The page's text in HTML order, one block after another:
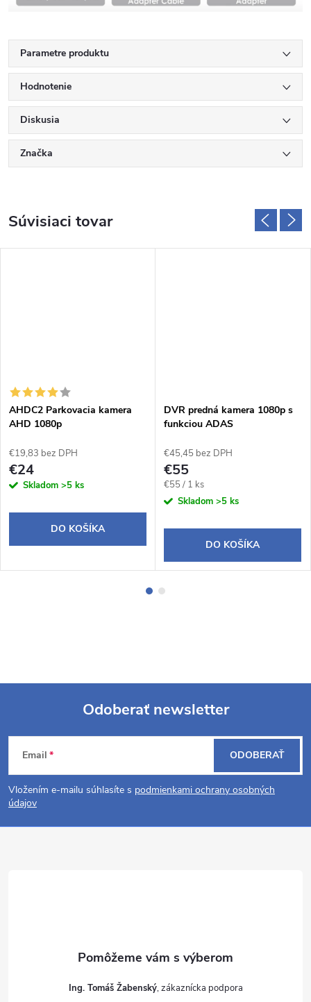
Parametre produktu
Hodnotenie
Diskusia
Značka
Súvisiaci tovar
AHDC2 Parkovacia kamera
AHD 1080p
€19,83 bez DPH
€24
Skladom >5 ks
DO KOŠÍKA
DVR predná kamera 1080p s
funkciou ADAS
€45,45 bez DPH
€55
Jednotková
cena:
€55 / 1 ks
Skladom >5 ks
DO KOŠÍKA
Z
á
p
Odoberať newsletter
Email
Vložením e-mailu súhlasíte s podmienkami ochrany osobných
údajov
ODOBERAŤ
Ing. Tomáš Žabenský